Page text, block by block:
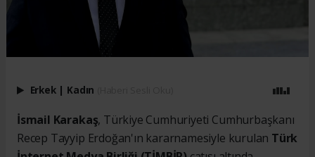
Erkek | Kadın
İsmail Karakaş, Türkiye Cumhuriyeti Cumhurbaşkanı
Recep Tayyip Erdoğan'ın kararnamesiyle kurulan Türk